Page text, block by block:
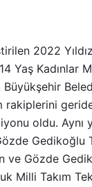
2022
Yaş Kadınlar
rakiplerini
oldu. Aynı
Gedikoğlu
ve Gözde
Milli Takım